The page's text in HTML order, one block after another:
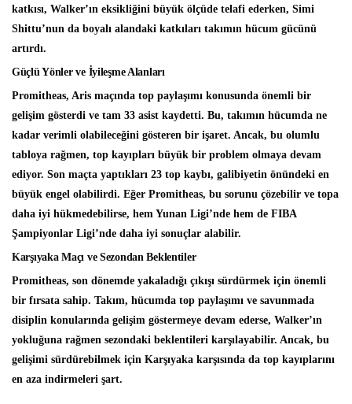
katkısı, Walker’ın eksikliğini büyük ölçüde telafi ederken, Simi
Shittu’nun da boyalı alandaki katkıları takımın hücum gücünü
artırdı.
Güçlü Yönler ve İyileşme Alanları
Promitheas, Aris maçında top paylaşımı konusunda önemli bir
gelişim gösterdi ve tam 33 asist kaydetti. Bu, takımın hücumda ne
kadar verimli olabileceğini gösteren bir işaret. Ancak, bu olumlu
tabloya rağmen, top kayıpları büyük bir problem olmaya devam
ediyor. Son maçta yaptıkları 23 top kaybı, galibiyetin önündeki en
büyük engel olabilirdi. Eğer Promitheas, bu sorunu çözebilir ve topa
daha iyi hükmedebilirse, hem Yunan Ligi’nde hem de FIBA
Şampiyonlar Ligi’nde daha iyi sonuçlar alabilir.
Karşıyaka Maçı ve Sezondan Beklentiler
Promitheas, son dönemde yakaladığı çıkışı sürdürmek için önemli
bir fırsata sahip. Takım, hücumda top paylaşımı ve savunmada
disiplin konularında gelişim göstermeye devam ederse, Walker’ın
yokluğuna rağmen sezondaki beklentileri karşılayabilir. Ancak, bu
gelişimi sürdürebilmek için Karşıyaka karşısında da top kayıplarını
en aza indirmeleri şart.